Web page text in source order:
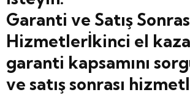
Garanti ve Satış
Hizmetlerİkinci el
garanti kapsamını
ve satış sonrası